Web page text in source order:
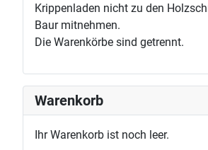
Krippenladen nicht zu den
Baur mitnehmen.
Die Warenkörbe sind getrennt.
Warenkorb
Ihr Warenkorb ist noch leer.